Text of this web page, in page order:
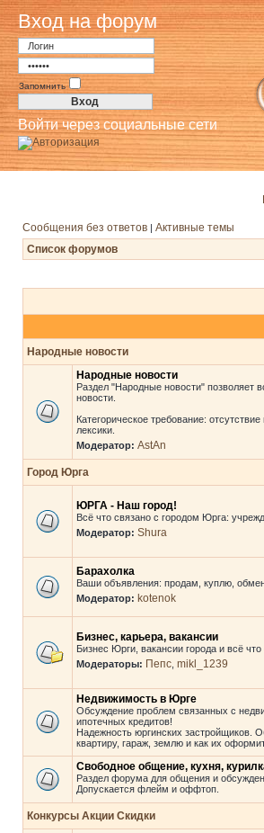
Вход на форум
Запомнить
Войти через социальные сети
Сообщения без ответов | Активные темы
Список форумов
Народные новости
Народные новости
Раздел "Народные новости" позволяет
новости.
Категорическое требование:
лексики.
Модератор: AstAn
Город Юрга
ЮРГА - Наш город!
Всё что связано с городом Юрга:
Модератор: Shura
Барахолка
Ваши объявления: продам, куплю,
Модератор: kotenok
Бизнес, карьера, вакансии
Бизнес Юрги, вакансии города и всё
Модераторы: Пепс mikl_1239
Недвижимость в Юрге
Обсуждение проблем связанных с
ипотечных кредитов!
Надежность юргинских застройщиков.
квартиру, гараж, землю и как их
Свободное общение, кухня,
Раздел форума для общения и
Допускается флейм и оффтоп.
Конкурсы Акции Скидки